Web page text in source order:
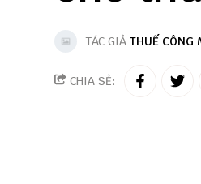
TÁC GIẢ THUẾ CÔNG
CHIA SẺ: